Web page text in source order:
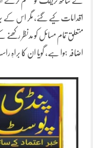
اقدامات کیے گئے، مگر اس
متعلق تمام مسائل کو مدنظر
اضافہ ہوا ہے، گویا ان کا براہِ